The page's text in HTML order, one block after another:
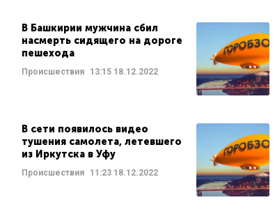
В Башкирии мужчина сбил
насмерть сидящего на дороге
пешехода
Происшествия 13:1518.12.2022
В сети появилось видео
тушения самолета, летевшего
из Иркутска в Уфу
Происшествия 11:2318.12.2022